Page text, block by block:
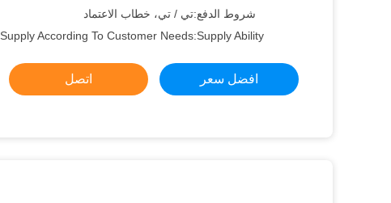
شروط الدفع:تي / تي، خطاب الاعتماد
Supply Ability:
Supply According To Customer Needs
افضل سعر اتصل